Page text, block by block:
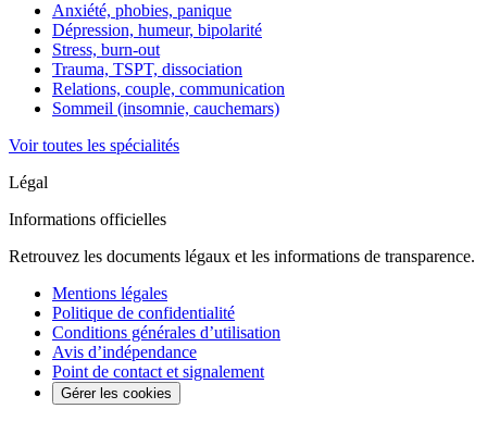
Anxiété, phobies, panique
Dépression, humeur, bipolarité
Stress, burn-out
Trauma, TSPT, dissociation
Relations, couple, communication
Sommeil (insomnie, cauchemars)
Voir toutes les spécialités
Légal
Informations officielles
Retrouvez les documents légaux et les informations de transparence.
Mentions légales
Politique de confidentialité
Conditions générales d’utilisation
Avis d’indépendance
Point de contact et signalement
Gérer les cookies